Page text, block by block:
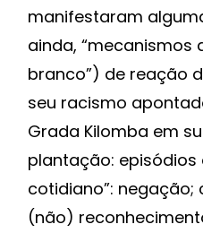
manifestaram
ainda, “mecanismos
branco”) de reação
seu racismo
Grada Kilomba em
plantação: episódios
cotidiano”: negação;
(não)